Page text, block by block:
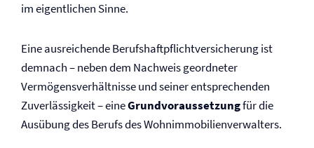
im eigentlichen Sinne.
Eine ausreichende Berufs­haftpflicht­versicherung ist
demnach – neben dem Nachweis geordneter
Vermögens­verhältnisse und seiner ent­sprechenden
Zuverlässigkeit – eineGrund­voraussetzungfür die
Ausübung des Berufs des Wohnimmobilienverwalters.